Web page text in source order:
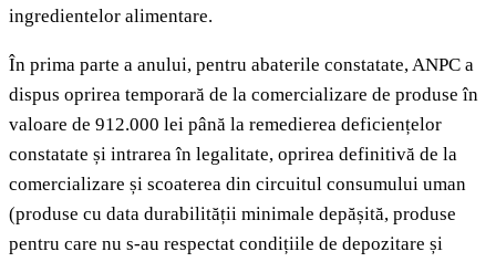
ingredientelor alimentare.
În prima parte a anului, pentru abaterile constatate, ANPC a
dispus oprirea temporară de la comercializare de produse în
valoare de 912.000 lei până la remedierea deficiențelor
constatate și intrarea în legalitate, oprirea definitivă de la
comercializare și scoaterea din circuitul consumului uman
(produse cu data durabilității minimale depășită, produse
pentru care nu s-au respectat condițiile de depozitare și